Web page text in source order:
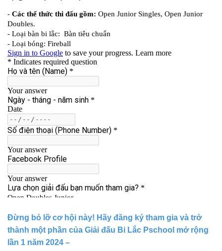
Đừng bỏ lỡ cơ hội này! Hãy đăng ký tham gia và trở
thành một phần của Giải đấu Bi Lắc Pschool mở rộng
lần 1 năm 2024 –